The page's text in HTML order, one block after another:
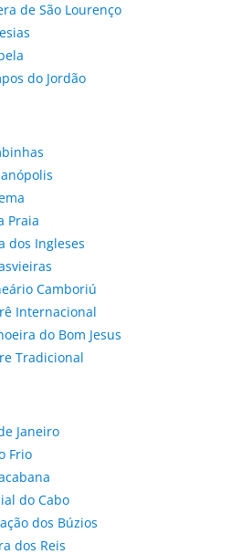
de São Lourenço
do Jordão
Praia
dos Ingleses
Camboriú
Internacional
do Bom Jesus
Tradicional
Janeiro
Frio
do Cabo
dos Búzios
dos Reis